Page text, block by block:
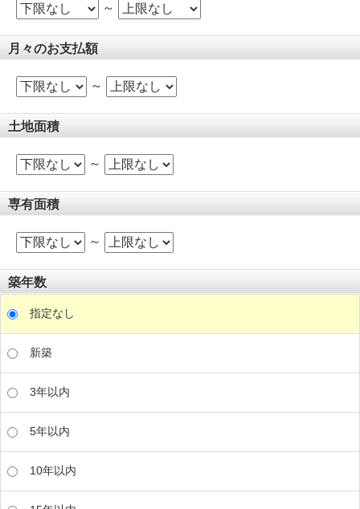
～
月々のお支払額
～
土地面積
～
専有面積
～
築年数
指定なし
新築
3年以内
5年以内
10年以内